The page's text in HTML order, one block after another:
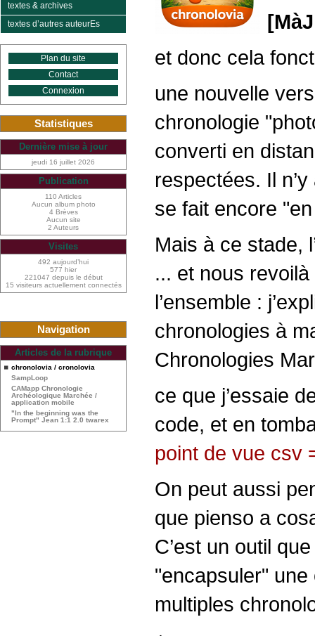
et donc cela
une nouvelle
chronologie
converti en
respectées. Il
se fait encore
Mais à ce stade,
... et nous
l’ensemble :
chronologies à
Chronologies
ce que j’essaie
code, et en
point de vue csv
On peut aussi
que pienso a
C’est un outil
"encapsuler"
multiples
textes & archives
textes d’autres auteurEs
Plan du site
Contact
Connexion
Statistiques
Dernière mise à jour
jeudi 16 juillet 2026
Publication
110 Articles
Aucun album photo
4 Brèves
Aucun site
2 Auteurs
Visites
492 aujourd’hui
577 hier
221047 depuis le début
15 visiteurs actuellement connectés
Navigation
Articles de la rubrique
chronolovia / cronolovia
SampLoop
CAMapp Chronologie
Archéologique Marchée /
application mobile
"In the beginning was the
Prompt" Jean 1:1 2.0 twarex